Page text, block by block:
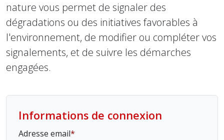
nature vous permet de signaler des
dégradations ou des initiatives favorables à
l'environnement, de modifier ou compléter vos
signalements, et de suivre les démarches
engagées.
Informations de connexion
Adresse email